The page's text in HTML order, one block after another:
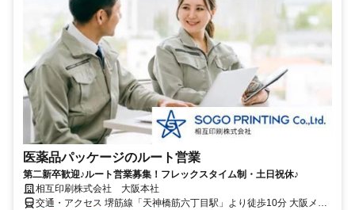
医薬品パッケージのルート営業
第二新卒歓迎♪ルート営業募集！フレックスタイム制・土日祝休♪
相互印刷株式会社 大阪本社
交通・アクセス 堺筋線「天神橋筋六丁目駅」より徒歩10分 大阪メト